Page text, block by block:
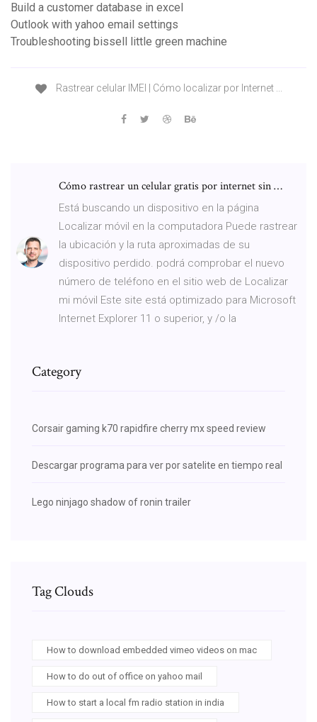
Build a customer database in excel
Outlook with yahoo email settings
Troubleshooting bissell little green machine
Rastrear celular IMEI | Cómo localizar por Internet ...
Cómo rastrear un celular gratis por internet sin …
Está buscando un dispositivo en la página
Localizar móvil en la computadora Puede rastrear
la ubicación y la ruta aproximadas de su
dispositivo perdido. podrá comprobar el nuevo
número de teléfono en el sitio web de Localizar
mi móvil Este site está optimizado para Microsoft
Internet Explorer 11 o superior, y /o la
Category
Corsair gaming k70 rapidfire cherry mx speed review
Descargar programa para ver por satelite en tiempo real
Lego ninjago shadow of ronin trailer
Tag Clouds
How to download embedded vimeo videos on mac
How to do out of office on yahoo mail
How to start a local fm radio station in india